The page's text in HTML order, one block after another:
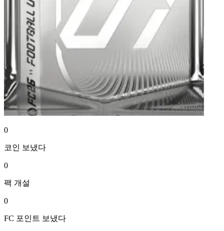
0
코인 보냈다
0
팩 개설
0
FC 포인트 보냈다